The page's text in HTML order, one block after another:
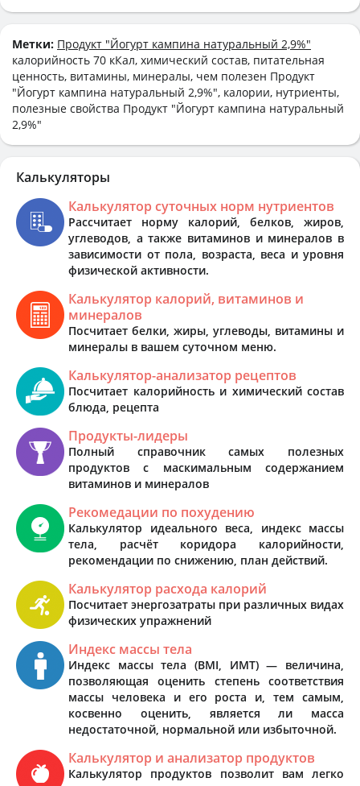
Метки: Продукт "Йогурт кампина натуральный 2,9%"
калорийность 70 кКал, химический состав, питательная
ценность, витамины, минералы, чем полезен Продукт
"Йогурт кампина натуральный 2,9%", калории, нутриенты,
полезные свойства Продукт "Йогурт кампина натуральный
2,9%"
Калькуляторы
Калькулятор суточных норм нутриентов
Рассчитает норму калорий, белков, жиров,
углеводов, а также витаминов и минералов в
зависимости от пола, возраста, веса и уровня
физической активности.
Калькулятор калорий, витаминов и
минералов
Посчитает белки, жиры, углеводы, витамины и
минералы в вашем суточном меню.
Калькулятор-анализатор рецептов
Посчитает калорийность и химический состав
блюда, рецепта
Продукты-лидеры
Полный справочник самых полезных
продуктов с маскимальным содержанием
витаминов и минералов
Рекомедации по похудению
Калькулятор идеального веса, индекс массы
тела, расчёт коридора калорийности,
рекомендации по снижению, план действий.
Калькулятор расхода калорий
Посчитает энергозатраты при различных видах
физических упражнений
Индекс массы тела
Индекс массы тела (BMI, ИМТ) — величина,
позволяющая оценить степень соответствия
массы человека и его роста и, тем самым,
косвенно оценить, является ли масса
недостаточной, нормальной или избыточной.
Калькулятор и анализатор продуктов
Калькулятор продуктов позволит вам легко